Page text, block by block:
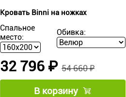
Кровать Binni на ножках
Спальное
место:
Обивка:
54 660 ₽
32 796 ₽
В корзину